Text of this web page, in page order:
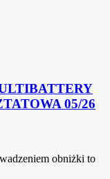
05/26
obniżki to